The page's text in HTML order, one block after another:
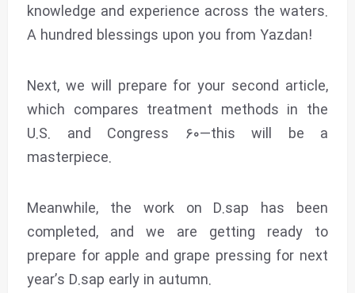
knowledge and experience across the waters.
A hundred blessings upon you from Yazdan!
Next, we will prepare for your second article,
which compares treatment methods in the
U.S. and Congress ۶۰—this will be a
masterpiece.
Meanwhile, the work on D.sap has been
completed, and we are getting ready to
prepare for apple and grape pressing for next
year’s D.sap early in autumn.